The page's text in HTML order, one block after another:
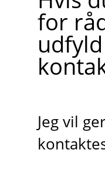
for
Jeg vil